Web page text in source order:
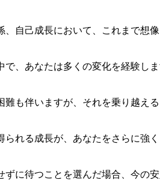
、自己成長において、これまで想
で、あなたは多くの変化を経験しま
難も伴いますが、それを乗り越え
られる成長が、あなたをさらに強
ずに待つことを選んだ場合、今の